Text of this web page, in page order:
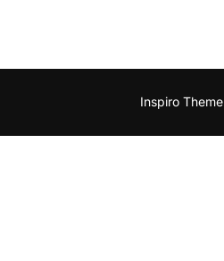
Inspiro Theme